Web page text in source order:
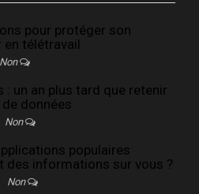
pour protéger son
en télétravail
Non
: un an plus tard que retenir
données
Non
populaires
des informations sur vous ?
Non